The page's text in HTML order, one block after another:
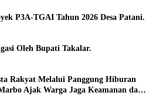
P3A-TGAI Tahun 2026 Desa Patani.
Oleh Bupati Takalar.
Rakyat Melalui Panggung Hiburan
Ajak Warga Jaga Keamanan dan